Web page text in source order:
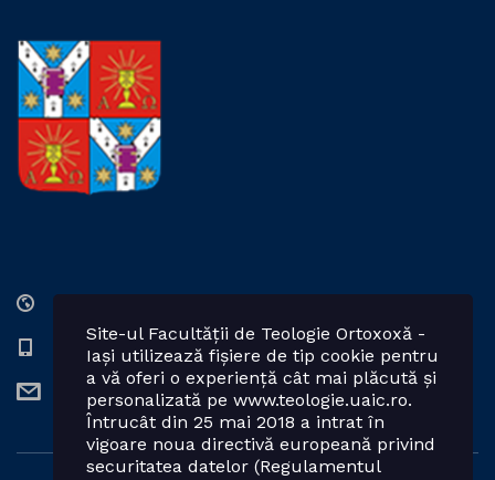
0232 201328; 0232 201102 int. 2424, 2423, 2425
teologie.ortodoxa@uaic.ro
Site-ul Facultății de Teologie Ortoxoxă -
Iași utilizează fișiere de tip cookie pentru
a vă oferi o experiență cât mai plăcută și
personalizată pe www.teologie.uaic.ro.
Întrucât din 25 mai 2018 a intrat în
vigoare noua directivă europeană privind
securitatea datelor (Regulamentul